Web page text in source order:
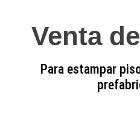
Venta
Para estampar